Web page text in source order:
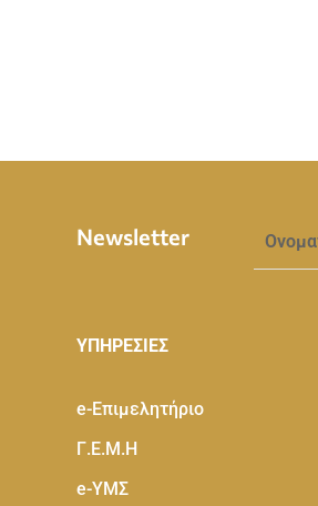
Newsletter
ΥΠΗΡΕΣΙΕΣ
e-Eπιμελητήριο
Γ.Ε.Μ.Η
e-ΥΜΣ